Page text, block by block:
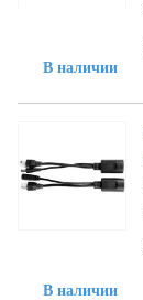
В наличии
В наличии